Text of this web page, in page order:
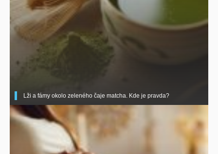
Lži a fámy okolo zeleného čaje matcha. Kde je pravda?